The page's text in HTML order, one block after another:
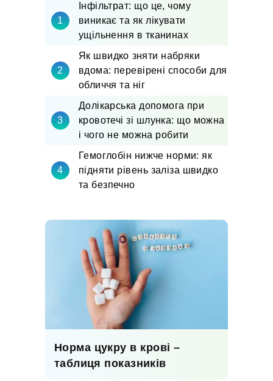
Інфільтрат: що це, чому
виникає та як лікувати
ущільнення в тканинах
Як швидко зняти набряки
вдома: перевірені способи для
обличчя та ніг
Долікарська допомога при
кровотечі зі шлунка: що можна
і чого не можна робити
Гемоглобін нижче норми: як
підняти рівень заліза швидко
та безпечно
Норма цукру в крові –
таблиця показників